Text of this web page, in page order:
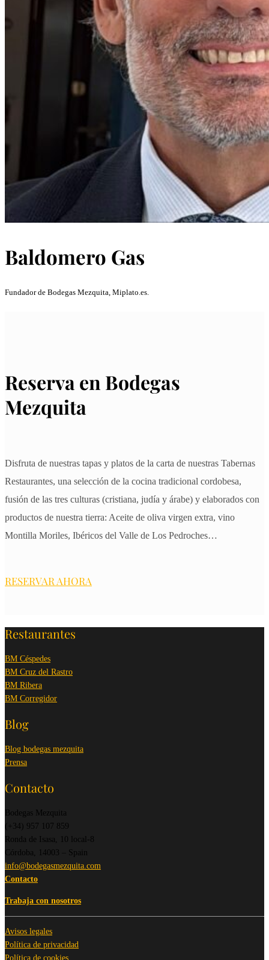
Baldomero Gas
Fundador de Bodegas Mezquita, Miplato.es.
Reserva en Bodegas
Mezquita
Disfruta de nuestras tapas y platos de la carta de nuestras Tabernas
Restaurantes, una selección de la cocina tradicional cordobesa,
fusión de las tres culturas (cristiana, judía y árabe) y elaborados con
productos de nuestra tierra: Aceite de oliva virgen extra, vino
Montilla Moriles, Ibéricos del Valle de Los Pedroches…
RESERVAR AHORA
Restaurantes
BM Céspedes
BM Cruz del Rastro
BM Ribera
BM Corregidor
Blog
Blog bodegas mezquita
Prensa
Contacto
Bodegas Mezquita
(+34) 957 107 859
Ronda de Isasa, 10 local-8
Córdoba, 14003 – Spain
info@bodegasmezquita.com
Contacto
Trabaja con nosotros
Avisos legales
Política de privacidad
Política de cookies